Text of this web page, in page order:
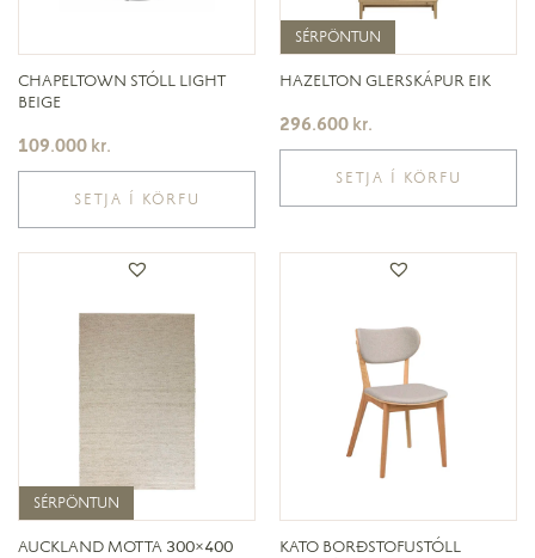
CHAPELTOWN STÓLL LIGHT
BEIGE
109.000 kr.
SETJA Í KÖRFU
SÉRPÖNTUN
SÉRPÖNTUN
HAZELTON GLERSKÁPUR EIK
296.600 kr.
SETJA Í KÖRFU
SÉRPÖNTUN
SÉRPÖNTUN
AUCKLAND MOTTA 300×400
KATO BORÐSTOFUSTÓLL